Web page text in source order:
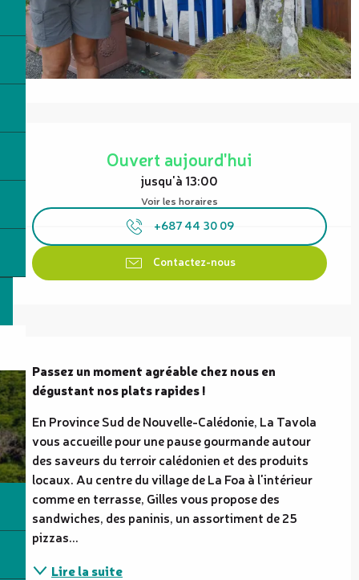
Ouverture et coordonnées
Ouvert aujourd'hui
jusqu'à 13:00
Voir les horaires
+687 44 30 09
Contactez-nous
Passez un moment agréable chez nous en
dégustant nos plats rapides !
En Province Sud de Nouvelle-Calédonie, La Tavola
vous accueille pour une pause gourmande autour
des saveurs du terroir calédonien et des produits
locaux. Au centre du village de La Foa à l'intérieur
comme en terrasse, Gilles vous propose des
sandwiches, des paninis, un assortiment de 25
pizzas...
Lire la suite